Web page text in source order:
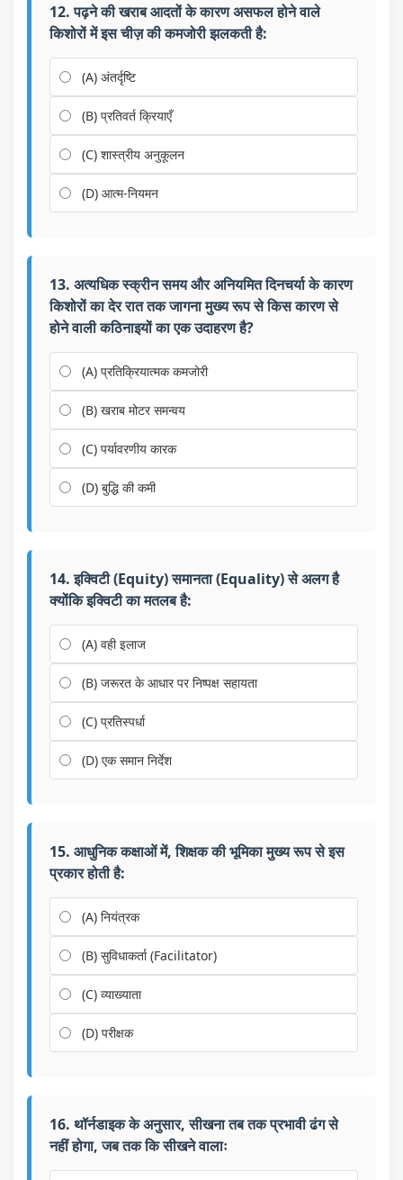
12. पढ़ने की खराब आदतों के कारण असफल होने वाले
किशोरों में इस चीज़ की कमजोरी झलकती है:
(A) अंतर्दृष्टि
(B) प्रतिवर्त क्रियाएँ
(C) शास्त्रीय अनुकूलन
(D) आत्म-नियमन
13. अत्यधिक स्क्रीन समय और अनियमित दिनचर्या के कारण
किशोरों का देर रात तक जागना मुख्य रूप से किस कारण से
होने वाली कठिनाइयों का एक उदाहरण है?
(A) प्रतिक्रियात्मक कमजोरी
(B) खराब मोटर समन्वय
(C) पर्यावरणीय कारक
(D) बुद्धि की कमी
14. इक्विटी (Equity) समानता (Equality) से अलग है
क्योंकि इक्विटी का मतलब है:
(A) वही इलाज
(B) जरूरत के आधार पर निष्पक्ष सहायता
(C) प्रतिस्पर्धा
(D) एक समान निर्देश
15. आधुनिक कक्षाओं में, शिक्षक की भूमिका मुख्य रूप से इस
प्रकार होती है:
(A) नियंत्रक
(B) सुविधाकर्ता (Facilitator)
(C) व्याख्याता
(D) परीक्षक
16. थॉर्नडाइक के अनुसार, सीखना तब तक प्रभावी ढंग से
नहीं होगा, जब तक कि सीखने वालाः